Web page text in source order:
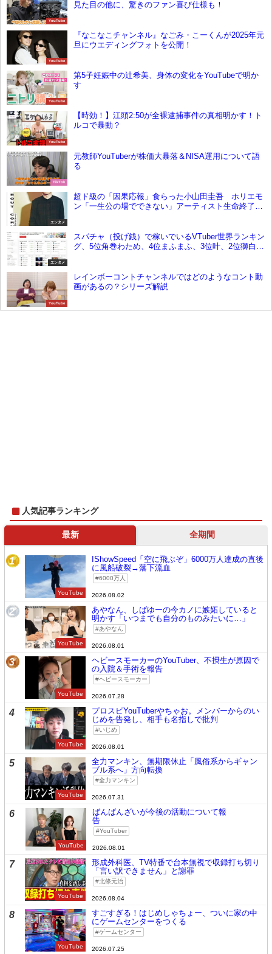
YouTube
見た目の他に、驚きのファン喜び仕様も！
YouTube
『なこなこチャンネル』なごみ・こーくんが2025年元
旦にウエディングフォトを公開！
YouTube
第5子妊娠中の辻希美、身体の変化をYouTubeで明か
す
YouTube
【時効！】江頭2:50が全裸逮捕事件の真相明かす！ト
ルコで暴動？
TikTok
元教師YouTuberが株価大暴落＆NISA運用について語
る
エンタメ
超ド級の「因果応報」食らった小山田圭吾 ホリエモ
ン「一生公の場でできない」アーティスト生命終了の
エンタメ
スパチャ（投げ銭）で稼いでいるVTuber世界ランキン
グ、5位角巻わため、4位まふまふ、3位叶、2位獅白ぼ
YouTube
レインボーコントチャンネルではどのようなコント動
画があるの？シリーズ解説
人気記事ランキング
最新 全期間
1
YouTube
IShowSpeed「空に飛ぶぞ」6000万人達成の直後
に風船破裂→落下流血
6000万人
2026.08.02
2
YouTube
あやなん、しばゆーの今カノに嫉妬していると
明かす「いつまでも自分のものみたいに…」
あやなん
2026.08.01
3
YouTube
ヘビースモーカーのYouTuber、不摂生が原因で
の入院＆手術を報告
ヘビースモーカー
2026.07.28
4
YouTube
プロスピYouTuberやちゃお。メンバーからのい
じめを告発し、相手も名指しで批判
いじめ
2026.08.01
5
YouTube
全力マンキン、無期限休止「風俗系からギャン
ブル系へ」方向転換
全力マンキン
2026.07.31
6
YouTube
ばんばんざいが今後の活動について報
告
YouTuber
2026.08.01
7
YouTube
形成外科医、TV特番で台本無視で収録打ち切り
「言い訳できません」と謝罪
北條元治
2026.08.04
8
YouTube
すごすぎる！はじめしゃちょー、ついに家の中
にゲームセンターをつくる
ゲームセンター
2026.07.25